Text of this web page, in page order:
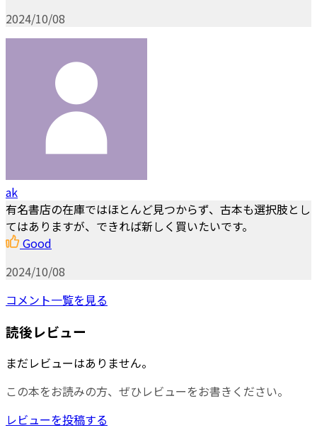
2024/10/08
ak
有名書店の在庫ではほとんど見つからず、古本も選択肢とし
てはありますが、できれば新しく買いたいです。
Good
2024/10/08
コメント一覧を見る
読後レビュー
まだレビューはありません。
この本をお読みの方、ぜひレビューをお書きください。
レビューを投稿する